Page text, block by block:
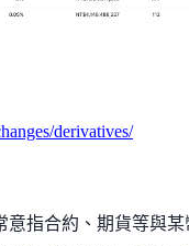
derivatives/
意指合約、期貨等與某